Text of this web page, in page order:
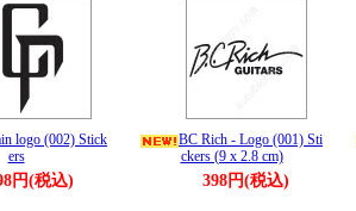
logo (002) Stick
ers
円(税込)
BC Rich - Logo (001) Sti
ckers (9 x 2.8 cm)
398円(税込)